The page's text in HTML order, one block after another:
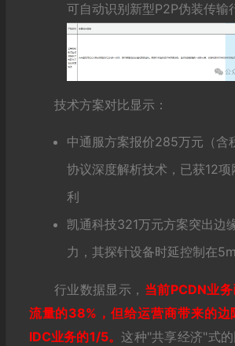
可自动识别新型P2P伪装传输
技术方案对比显示：
中通服方案报价285万元（含
协议深度解析技术，已获12项
利
凯通科技321万元方案突出边
力，其探针设备时延控制在
行业数据显示， 当前PCDN业
流量的38%，但给运营商带来的边
IDC业务的1/5。这种"共享经济"式